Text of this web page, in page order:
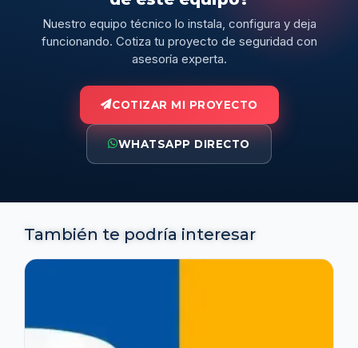
Nuestro equipo técnico lo instala, configura y deja
funcionando. Cotiza tu proyecto de seguridad con
asesoría experta.
COTIZAR MI PROYECTO
WHATSAPP DIRECTO
También te podría interesar